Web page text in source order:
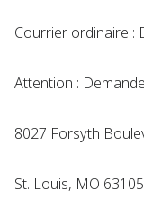
Courrier ordinaire :
Attention :
8027 Forsyth
St. Louis, MO